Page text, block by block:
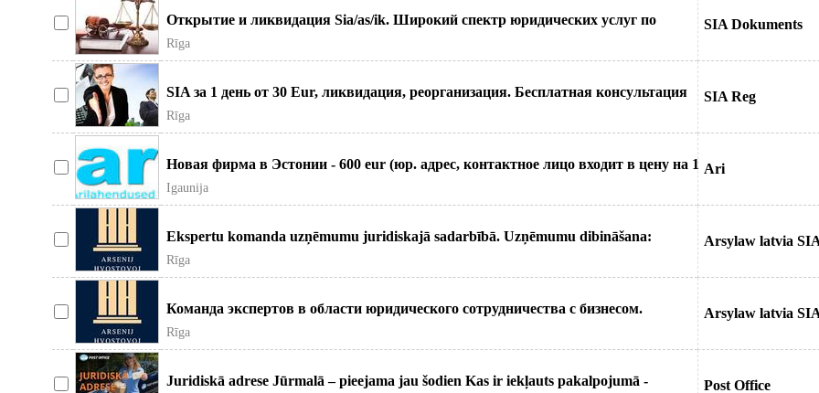
Открытие и ликвидация Sia/as/ik. Широкий спектр юридических услуг по
корпоративному праву: -
Rīga
SIA Dokuments
SIA за 1 день от 30 Eur, ликвидация, реорганизация. Бесплатная консультация
по любым бизнес вопр
Rīga
SIA Reg
Новая фирма в Эстонии - 600 eur (юр. адрес, контактное лицо входит в цену на 1
год, далее 250 e
Igaunija
Ari
Ekspertu komanda uzņēmumu juridiskajā sadarbībā. Uzņēmumu dibināšana:
Piedāvājam pilnu korpo
Rīga
Arsylaw latvia
Команда экспертов в области юридического сотрудничества с бизнесом.
Открываем предприятия: З
Rīga
Arsylaw latvia
Juridiskā adrese Jūrmalā – pieejama jau šodien Kas ir iekļauts pakalpojumā -
Post Office